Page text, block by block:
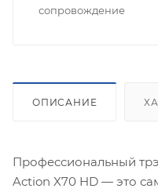
сопровождение
ОПИСАНИЕ
Профессиональный
Action X70 HD — это